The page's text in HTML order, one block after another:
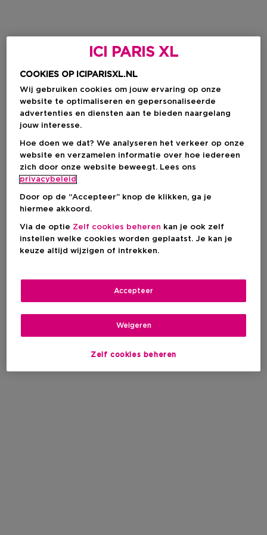
ICI PARIS XL
COOKIES OP ICIPARISXL.NL
Wij gebruiken cookies om jouw ervaring op onze
website te optimaliseren en gepersonaliseerde
advertenties en diensten aan te bieden naargelang
jouw interesse.
Hoe doen we dat? We analyseren het verkeer op onze
website en verzamelen informatie over hoe iedereen
zich door onze website beweegt. Lees ons
privacybeleid
Door op de “Accepteer” knop de klikken, ga je
hiermee akkoord.
Via de optie Zelf cookies beheren kan je ook zelf
instellen welke cookies worden geplaatst. Je kan je
keuze altijd wijzigen of intrekken.
Zelf cookies beheren
Weigeren
Accepteer